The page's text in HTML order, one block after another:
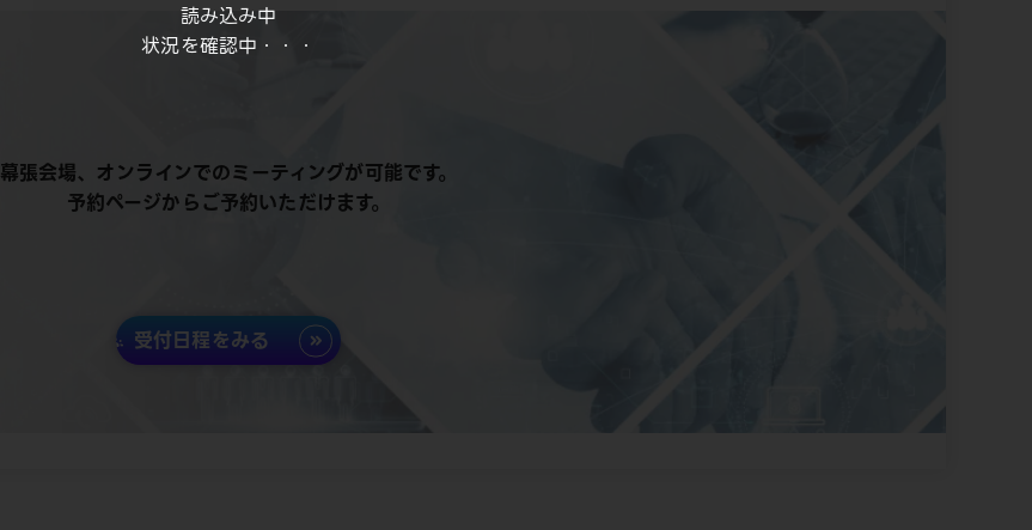
読み込み中
状況を確認中・・・
幕張会場、オンラインでのミーティングが可能です。
予約ページからご予約いただけます。
受付日程をみる